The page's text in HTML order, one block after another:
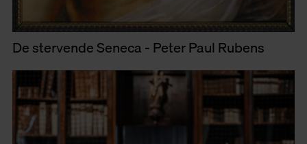
De stervende Seneca - Peter Paul Rubens